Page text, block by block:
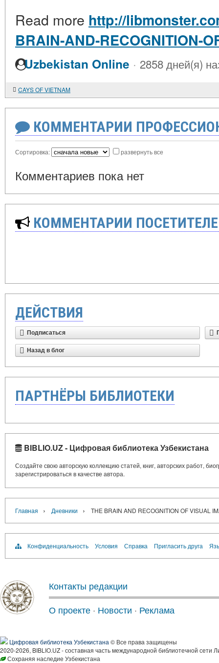
Read more http://
BRAIN-AND-RECOGNITION-
Uzbekistan Online · 2858 дней(я)
CAYS OF VIETNAM
КОММЕНТАРИИ
Сортировка: развернуть все
Комментариев пока нет
КОММЕНТАРИИ
ДЕЙСТВИЯ
Подписаться
Назад в блог
ПАРТНЁРЫ БИБЛИОТЕКИ
BIBLIO.UZ - Цифровая библиотека Узбекистана
Создайте свою авторскую коллекцию статей, книг, авторских работ,
зарегистрироваться в качестве автора.
Главная › Дневники › THE BRAIN AND RECOGNITION OF VISUAL
Конфиденциальность Условия Справка Пригласить друга
Контакты редакции
О проекте · Новости · Реклама
Цифровая библиотека Узбекистана © Все права защищены
2020-2026, BIBLIO.UZ - составная часть международной библиотечной сети
Сохраняя наследие Узбекистана